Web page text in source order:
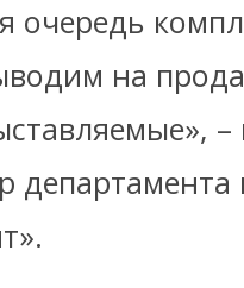
очередь
на